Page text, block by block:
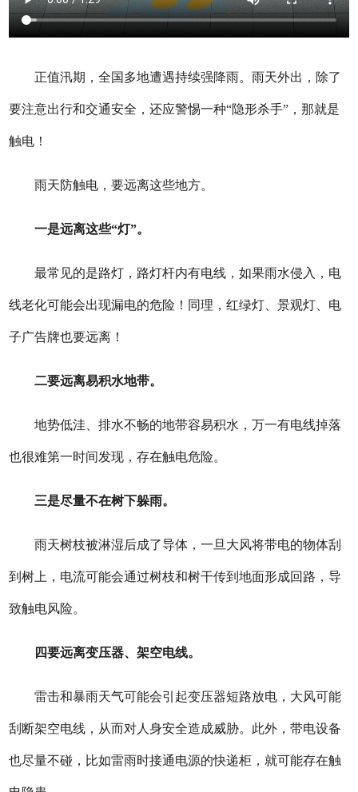
正值汛期，全国多地遭遇持续强降雨。雨天外出，除了
要注意出行和交通安全，还应警惕一种“隐形杀手”，那就是
触电！
雨天防触电，要远离这些地方。
一是远离这些“灯”。
最常见的是路灯，路灯杆内有电线，如果雨水侵入，电
线老化可能会出现漏电的危险！同理，红绿灯、景观灯、电
子广告牌也要远离！
二要远离易积水地带。
地势低洼、排水不畅的地带容易积水，万一有电线掉落
也很难第一时间发现，存在触电危险。
三是尽量不在树下躲雨。
雨天树枝被淋湿后成了导体，一旦大风将带电的物体刮
到树上，电流可能会通过树枝和树干传到地面形成回路，导
致触电风险。
四要远离变压器、架空电线。
雷击和暴雨天气可能会引起变压器短路放电，大风可能
刮断架空电线，从而对人身安全造成威胁。此外，带电设备
也尽量不碰，比如雷雨时接通电源的快递柜，就可能存在触